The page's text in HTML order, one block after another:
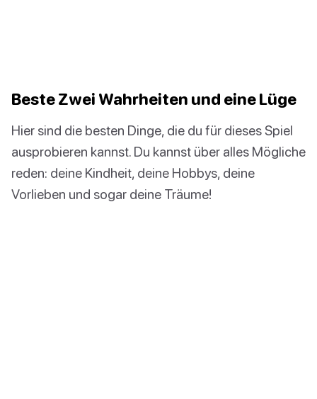
Beste Zwei Wahrheiten und eine Lüge
Hier sind die besten Dinge, die du für dieses Spiel
ausprobieren kannst. Du kannst über alles Mögliche
reden: deine Kindheit, deine Hobbys, deine
Vorlieben und sogar deine Träume!